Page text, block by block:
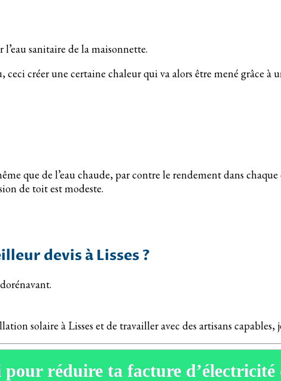
sanitaire de la maisonnette.
créer une certaine chaleur qui va alors être mené grâce à
que de l’eau chaude, par contre le rendement dans
de toit est modeste.
devis à Lisses ?
solaire à Lisses et de travailler avec des artisans
réduire ta facture d’électricité